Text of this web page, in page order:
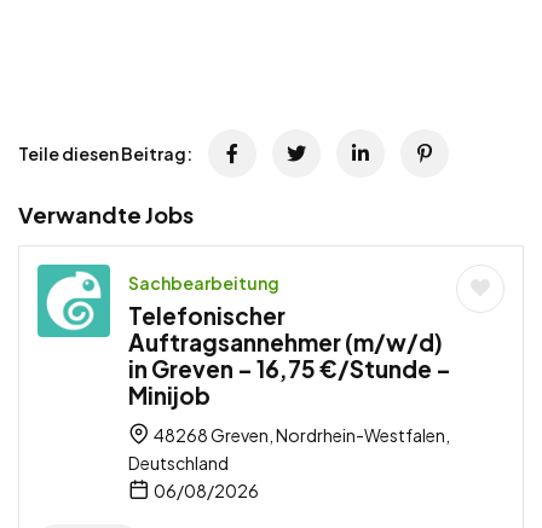
Teile diesen Beitrag:
Verwandte Jobs
Sachbearbeitung
Telefonischer
Auftragsannehmer (m/w/d)
in Greven – 16,75 €/Stunde –
Minijob
48268 Greven, Nordrhein-Westfalen,
Deutschland
06/08/2026